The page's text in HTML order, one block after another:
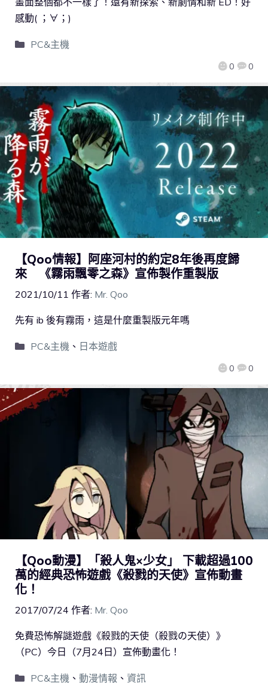
0 0
感動( ；∀；)
PC&主機
【Qoo情報】阿座河村的約定8年後再度歸
來 《霧雨飄零之森》宣佈製作重製版
2021/10/11 作者: Mr. Qoo
0 0
先有 ib 後有霧雨，這是什麼重製版元年嗎
PC&主機 、 日本遊戲
【Qoo動漫】「殺人鬼×少女」 下載超過100
萬的經典恐怖遊戲《殺戮的天使》宣佈動畫
化！
2017/07/24 作者: Mr. Qoo
免費恐怖解謎遊戲《殺戮的天使（殺戮の天使）》
（PC）今日（7月24日）宣佈動畫化！
PC&主機 、 動漫情報 、 資訊